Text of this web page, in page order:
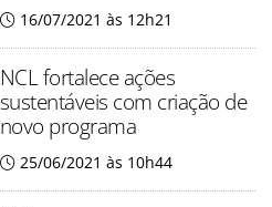
16/07/2021 às 12h21
NCL fortalece ações
sustentáveis com criação de
novo programa
25/06/2021 às 10h44